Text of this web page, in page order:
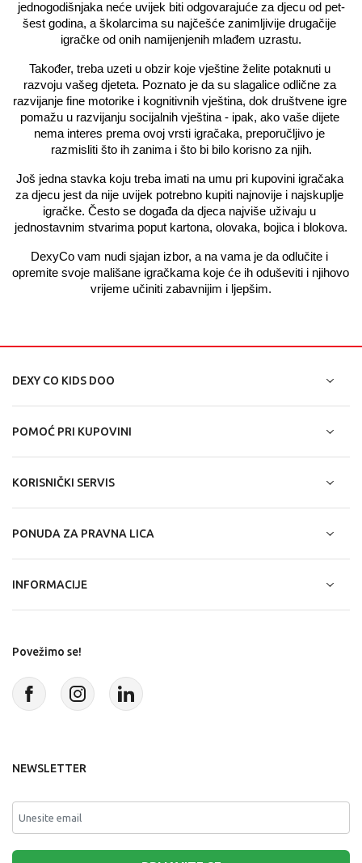
jednogodišnjaka neće uvijek biti odgovarajuće za djecu od pet-
šest godina, a školarcima su najčešće zanimljivije drugačije
igračke od onih namijenjenih mlađem uzrastu.
Također, treba uzeti u obzir koje vještine želite potaknuti u
razvoju vašeg djeteta. Poznato je da su slagalice odlične za
razvijanje fine motorike i kognitivnih vještina, dok društvene igre
pomažu u razvijanju socijalnih vještina - ipak, ako vaše dijete
nema interes prema ovoj vrsti igračaka, preporučljivo je
razmisliti što ih zanima i što bi bilo korisno za njih.
Još jedna stavka koju treba imati na umu pri kupovini igračaka
za djecu jest da nije uvijek potrebno kupiti najnovije i najskuplje
igračke. Često se događa da djeca najviše uživaju u
jednostavnim stvarima poput kartona, olovaka, bojica i blokova.
DexyCo vam nudi sjajan izbor, a na vama je da odlučite i
opremite svoje mališane igračkama koje će ih oduševiti i njihovo
vrijeme učiniti zabavnijim i ljepšim.
DEXY CO KIDS DOO
POMOĆ PRI KUPOVINI
KORISNIČKI SERVIS
PONUDA ZA PRAVNA LICA
INFORMACIJE
Povežimo se!
NEWSLETTER